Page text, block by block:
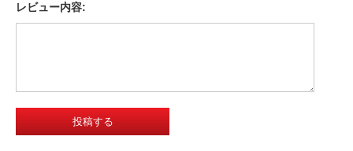
レビュー内容: